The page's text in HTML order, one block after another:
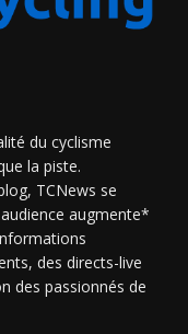
du cyclisme
la piste.
TCNews se
augmente*
des directs-live
des passionnés de